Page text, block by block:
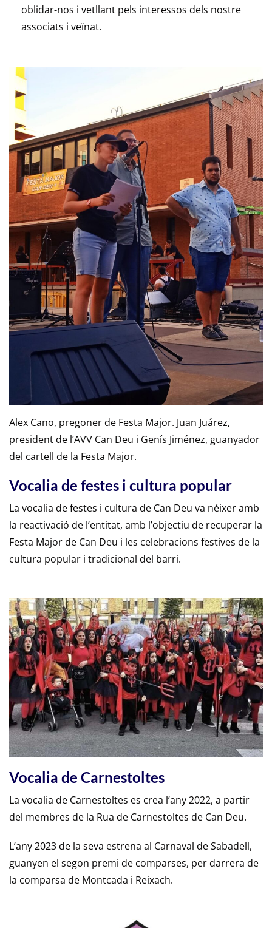
oblidar-nos i vetllant pels interessos dels nostre
associats i veïnat.
Alex Cano, pregoner de Festa Major. Juan Juárez,
president de l’AVV Can Deu i Genís Jiménez, guanyador
del cartell de la Festa Major.
Vocalia de festes i cultura popular
La vocalia de festes i cultura de Can Deu va néixer amb
la reactivació de l’entitat, amb l’objectiu de recuperar la
Festa Major de Can Deu i les celebracions festives de la
cultura popular i tradicional del barri.
Vocalia de Carnestoltes
La vocalia de Carnestoltes es crea l’any 2022, a partir
del membres de la Rua de Carnestoltes de Can Deu.
L’any 2023 de la seva estrena al Carnaval de Sabadell,
guanyen el segon premi de comparses, per darrera de
la comparsa de Montcada i Reixach.